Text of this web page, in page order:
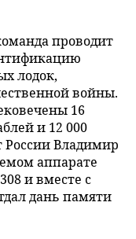
проводит
лодок,
войны.
16
и 12 000
России Владимир
аппарате
и вместе с
дань памяти